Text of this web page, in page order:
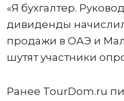
«Я бухгалтер.
дивиденды
продажи в ОАЭ и
шутят участники
Ранее TourDom.ru